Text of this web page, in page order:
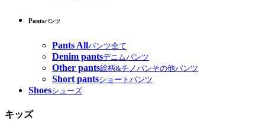
Pantsパンツ
Pants Allパンツ全て
Denim pantsデニムパンツ
Other pants総柄&チノパンその他パンツ
Short pantsショートパンツ
Shoesシューズ
キッズ